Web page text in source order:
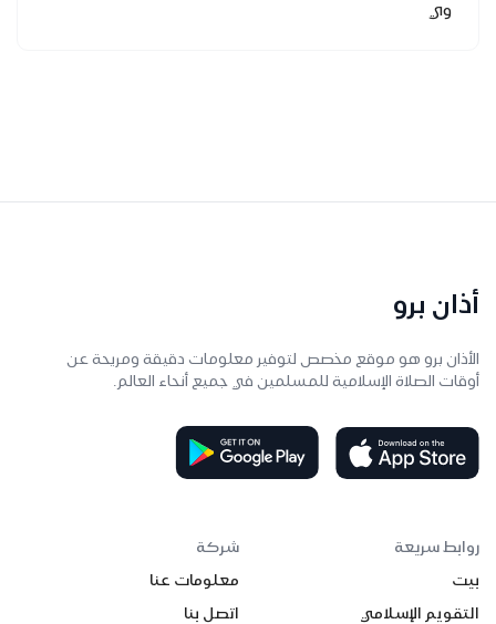
وي
أذان برو
الأذان برو هو موقع مخصص لتوفير معلومات دقيقة ومريحة عن
أوقات الصلاة الإسلامية للمسلمين في جميع أنحاء العالم.
روابط سريعة
بيت
التقويم الإسلامي
شركة
معلومات عنا
اتصل بنا